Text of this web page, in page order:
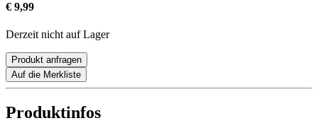
€ 9,99
Derzeit nicht auf Lager
Produkt anfragen
Auf die Merkliste
Produktinfos